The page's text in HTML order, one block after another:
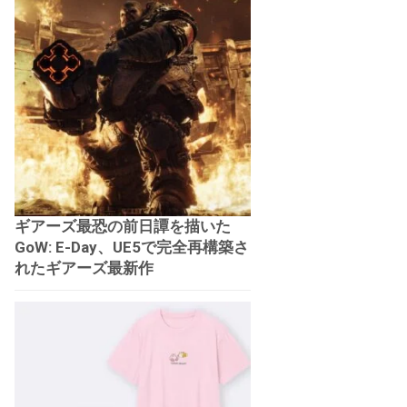
ギアーズ最恐の前日譚を描いた
GoW: E-Day、UE5で完全再構築さ
れたギアーズ最新作